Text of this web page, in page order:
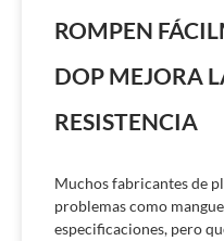
ROMPEN
DOP MEJORA
RESISTENCIA
Muchos fabricantes de
problemas como
especificaciones, pero